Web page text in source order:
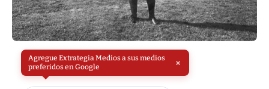
Agregue Extrategia Medios a sus medios
preferidos en Google
×